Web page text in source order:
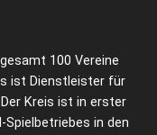
100 Vereine
ist Dienstleister für
Kreis ist in erster
Spielbetriebes in den